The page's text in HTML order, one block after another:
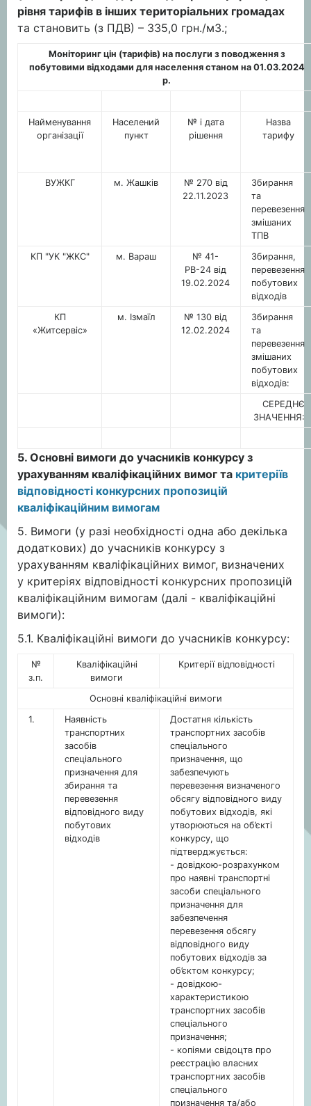
рівня тарифів в інших територіальних громадах
та становить (з ПДВ) – 335,0 грн./м3.;
Моніторинг цін (тарифів) на послуги з поводження з
побутовими відходами для населення станом на 01.03.2024
р.
Найменування
організації
Населений
пункт
№ і дата
рішення
Назва
тарифу
ВУЖКГ м. Жашків
№ 270 від
22.11.2023
Збирання
та
перевезення
змішаних
ТПВ
КП "УК "ЖКС"
м. Вараш
№ 41-
РВ-24 від
19.02.2024
Збирання,
перевезення
побутових
відходів
КП
«Житсервіс»
м. Ізмаїл
№ 130 від
12.02.2024
Збирання
та
перевезення
змішаних
побутових
відходів:
СЕРЕДНЄ
ЗНАЧЕННЯ:
5. Основні вимоги до учасників конкурсу з
урахуванням кваліфікаційних вимог та критеріїв
відповідності конкурсних пропозицій
кваліфікаційним вимогам
5. Вимоги (у разі необхідності одна або декілька
додаткових) до учасників конкурсу з
урахуванням кваліфікаційних вимог, визначених
у критеріях відповідності конкурсних пропозицій
кваліфікаційним вимогам (далі - кваліфікаційні
вимоги):
5.1. Кваліфікаційні вимоги до учасників конкурсу:
№
з.п.
Кваліфікаційні
вимоги
Критерії відповідності
Основні кваліфікаційні вимоги
1.
Наявність
транспортних
засобів
спеціального
призначення для
збирання та
перевезення
відповідного виду
побутових
відходів
Достатня кількість
транспортних засобів
спеціального
призначення, що
забезпечують
перевезення визначеного
обсягу відповідного виду
побутових відходів, які
утворюються на об’єкті
конкурсу, що
підтверджується:
- довідкою-розрахунком
про наявні транспортні
засоби спеціального
призначення для
забезпечення
перевезення обсягу
відповідного виду
побутових відходів за
об’єктом конкурсу;
- довідкою-
характеристикою
транспортних засобів
спеціального
призначення;
- копіями свідоцтв про
реєстрацію власних
транспортних засобів
спеціального
призначення та/або